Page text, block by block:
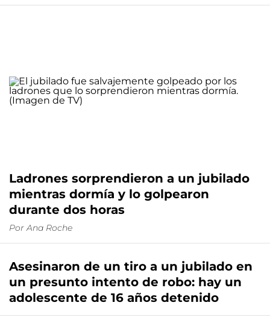
Ladrones sorprendieron a un jubilado
mientras dormía y lo golpearon
durante dos horas
Por Ana Roche
Asesinaron de un tiro a un jubilado en
un presunto intento de robo: hay un
adolescente de 16 años detenido